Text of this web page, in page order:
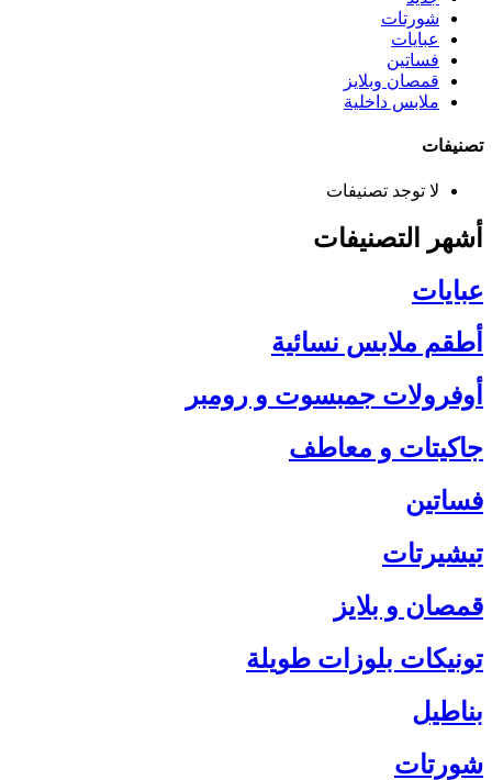
شورتات
عبايات
فساتين
قمصان وبلايز
ملابس داخلية
تصنيفات
لا توجد تصنيفات
أشهر التصنيفات
عبايات
أطقم ملابس نسائية
أوفرولات جمبسوت و رومبر
جاكيتات و معاطف
فساتين
تيشيرتات
قمصان و بلايز
تونيكات بلوزات طويلة
بناطيل
شورتات